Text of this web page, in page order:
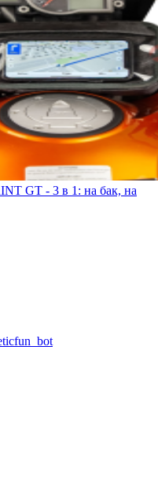
GT - 3 в 1: на бак, на